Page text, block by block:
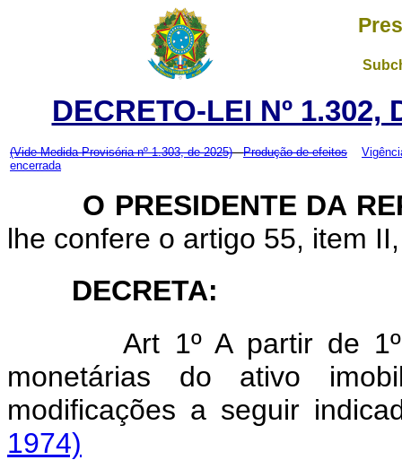
DECRETO-LEI Nº 1.302,
(Vide Medida Provisória nº 1.303, de 2025) Produção de efeitos
encerrada
O PRESIDENTE DA
lhe confere o artigo 55, item
DECRETA:
Art 1º A partir de
monetárias do ativo
modificações a seguir
1974)